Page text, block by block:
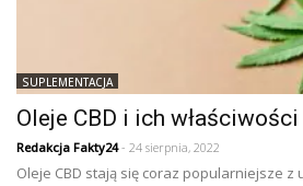
SUPLEMENTACJA
Oleje CBD i ich
Redakcja Fakty24- 24 sierpnia, 2022
Oleje CBD stają się coraz popularniejsze z